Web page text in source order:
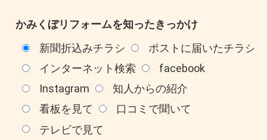
かみくぼリフォームを知ったきっかけ
新聞折込みチラシ
ポストに届いたチラシ
インターネット検索
facebook
Instagram
知人からの紹介
看板を見て
口コミで聞いて
テレビで見て